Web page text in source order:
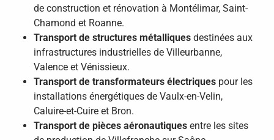
de construction et rénovation à Montélimar, Saint-
Chamond et Roanne.
Transport de structures métalliques destinées aux
infrastructures industrielles de Villeurbanne,
Valence et Vénissieux.
Transport de transformateurs électriques pour les
installations énergétiques de Vaulx-en-Velin,
Caluire-et-Cuire et Bron.
Transport de pièces aéronautiques entre les sites